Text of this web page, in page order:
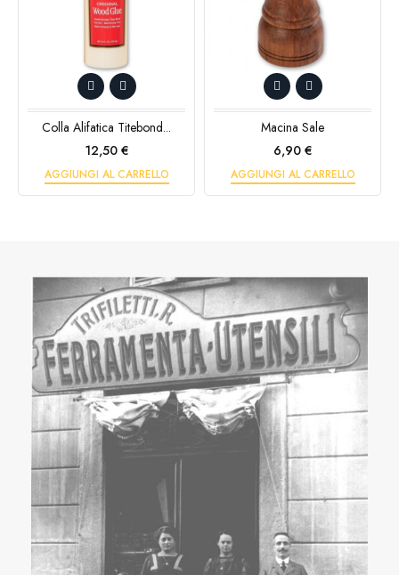
Colla Alifatica Titebond...
Prezzo
12,50 €
AGGIUNGI AL CARRELLO
Macina Sale
Prezzo
6,90 €
AGGIUNGI AL CARRELLO